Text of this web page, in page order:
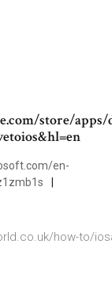
store/apps/
en-
how-to/